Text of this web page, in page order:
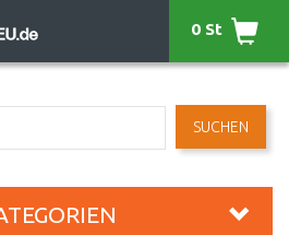
SUCHEN
0 St